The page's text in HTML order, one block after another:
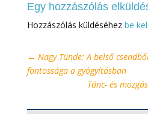
Egy hozzászólás
Hozzászólás küldéséhez be
← Nagy Tünde: A belső
fontossága a gyógyításban
Tánc- és